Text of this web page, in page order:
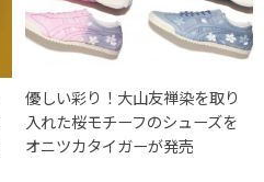
優しい彩り！大山友禅染を取り
入れた桜モチーフのシューズを
オニツカタイガーが発売